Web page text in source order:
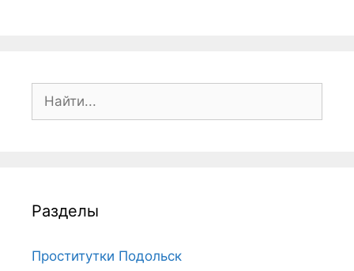
Разделы
Проститутки Подольск